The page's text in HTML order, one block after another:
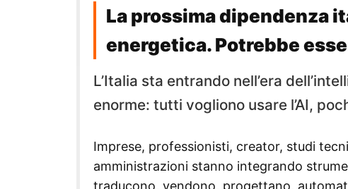
La prossima dipendenza
energetica. Potrebbe
L’Italia sta entrando nell’era
enorme: tutti vogliono usare l’AI,
Imprese, professionisti, creator, studi
amministrazioni stanno integrando
traducono, vendono, progettano,